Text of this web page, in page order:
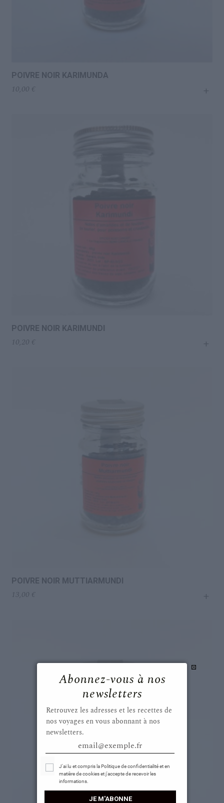
POIVRE NOIR KARIMUNDA
10,00 € +
POIVRE NOIR KARIMUNDI
10,20 € +
POIVRE NOIR MUTTIARMUNDI
13,00 € +
Abonnez-vous à nos
newsletters
Retrouvez les adresses et les recettes de
nos voyages en vous abonnant à nos
newsletters.
J'ai lu et compris la Politique de confidentialité et en
matière de cookies et j'accepte de recevoir les
informations.
email@exemple.fr
JE M'ABONNE